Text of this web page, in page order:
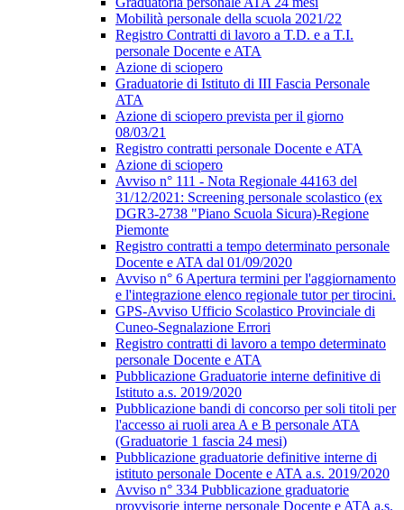
Mobilità personale della scuola 2021/22
Registro Contratti di lavoro a T.D. e a T.I.
personale Docente e ATA
Azione di sciopero
Graduatorie di Istituto di III Fascia Personale
ATA
Azione di sciopero prevista per il giorno
08/03/21
Registro contratti personale Docente e ATA
Azione di sciopero
Avviso n° 111 - Nota Regionale 44163 del
31/12/2021: Screening personale scolastico (ex
DGR3-2738 "Piano Scuola Sicura)-Regione
Piemonte
Registro contratti a tempo determinato personale
Docente e ATA dal 01/09/2020
Avviso n° 6 Apertura termini per l'aggiornamento
e l'integrazione elenco regionale tutor per tirocini.
GPS-Avviso Ufficio Scolastico Provinciale di
Cuneo-Segnalazione Errori
Registro contratti di lavoro a tempo determinato
personale Docente e ATA
Pubblicazione Graduatorie interne definitive di
Istituto a.s. 2019/2020
Pubblicazione bandi di concorso per soli titoli per
l'accesso ai ruoli area A e B personale ATA
(Graduatorie 1 fascia 24 mesi)
Pubblicazione graduatorie definitive interne di
istituto personale Docente e ATA a.s. 2019/2020
Avviso n° 334 Pubblicazione graduatorie
provvisorie interne personale Docente e ATA a.s.